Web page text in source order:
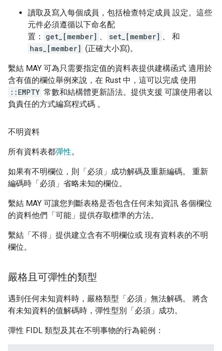
讀取及寫入每個成員，包括檢查特定成員 設定。這些
元件必須遵循以下命名配
置：
get_[member] 、 set_[member] 、 和
has_[member] (正確大小寫)。
繫結 MAY 可為只需要指定值的資料表提供建構函式 適用於
含有值的欄位舉例來說，在 Rust 中，這可以完成 使用
::EMPTY 常數和結構體更新語法。提供支援 可讓使用者以
負責任的方式編寫程式碼 。
不明資料
所有資料表都彈性。
如果有不明欄位，則「必須」成功解碼及重新編碼。 重新
編碼時「必須」省略未知的欄位。
繫結 MAY 可讓您判斷表格是否包含任何未知資訊 各個欄位
的資料他們「可能」提供存取標準的方法。
繫結「不得」提供建立含有不明欄位或 現有資料表的不明
欄位。
嚴格且可彈性的類型
遇到任何未知資料時，嚴格類型「必須」無法解碼。 將含
有未知資料的值解碼時，彈性型別「必須」成功。
彈性 FIDL 類型及其在不明事物的行為範例：